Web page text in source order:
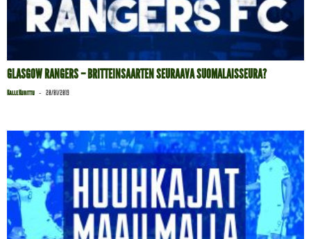
GLASGOW RANGERS – BRITTEINSAARTEN SEURAAVA SUOMALAISSEURA?
Kalle Kurittu - 20/01/2019